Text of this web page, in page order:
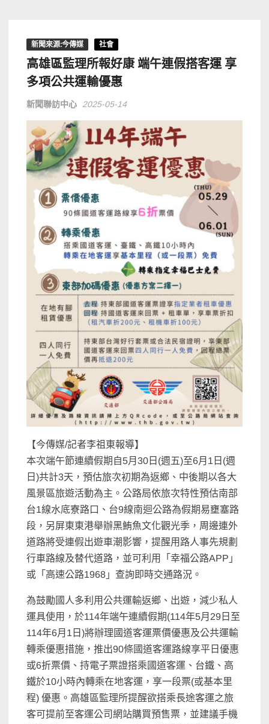
新聞來源:今傳媒 社會
高雄區監理所報好康 端午連假搭客運 享
多項公共運輸優惠
新聞聯訪中心 2025-05-14
【今傳媒/記者李祖東報導】
本次端午節連續假期自5月30日(週五)至6月1日(週
日)共計3天，預估旅次初期為返鄉、中後期以各大
風景區旅遊活動為主。公路局依旅次特性預估南部
台1線水底寮路口、台9線南迴公路為假期易壅塞路
段，另屏東東港舉辦黑鮪魚文化觀光季，周邊連外
道路將受連假出遊車潮影響，提醒用路人事先規劃
行車路線及替代道路，並可利用「幸福公路APP」
或「高速公路1968」查詢即時交通路況。
為鼓勵國人多利用公共運輸返鄉、出遊，減少私人
運具使用，於114年端午連續假期(114年5月29日至
114年6月1日)將辦理國道客運票價優惠及公共運輸
轉乘優惠措施，推出90條國道客運路線享平日優惠
或6折票價、持電子票證搭乘國道客運、台鐵、高
鐵於10小時內轉乘在地客運，享一段票(或基本里
程) 優惠。高雄區監理所提醒欲搭乘長途客運之旅
客可提前至客運公司網站購買預售票，並建議手機